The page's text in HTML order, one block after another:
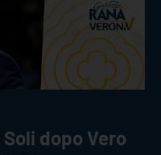
dopo Vero